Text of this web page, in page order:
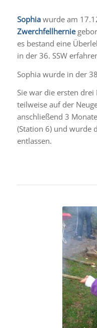
Sophiawurde am
Zwerchfellhernie
es bestand eine
in der 36. SSW
Sophia wurde in der
Sie war die ersten drei
teilweise auf der
anschließend 3
(Station 6) und wurde
entlassen.